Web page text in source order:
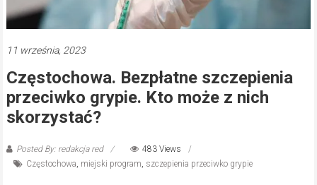
11 września, 2023
Częstochowa. Bezpłatne szczepienia
przeciwko grypie. Kto może z nich
skorzystać?
Posted By: redakcja red
483 Views
Częstochowa miejski program szczepienia przeciwko grypie